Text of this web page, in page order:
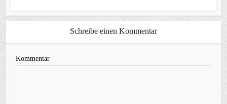
Schreibe einen Kommentar
Kommentar